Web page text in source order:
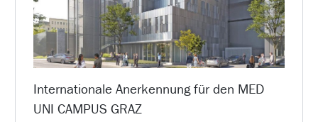
Internationale Anerkennung für den MED
UNI CAMPUS GRAZ